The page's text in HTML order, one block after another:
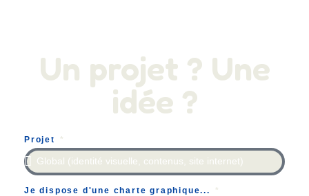
Un projet ? Une
idée ?
Projet
Je dispose d'une charte graphique...